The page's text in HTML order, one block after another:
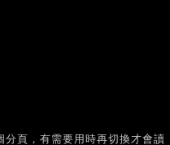
頁，有需要用時再切換才會讀